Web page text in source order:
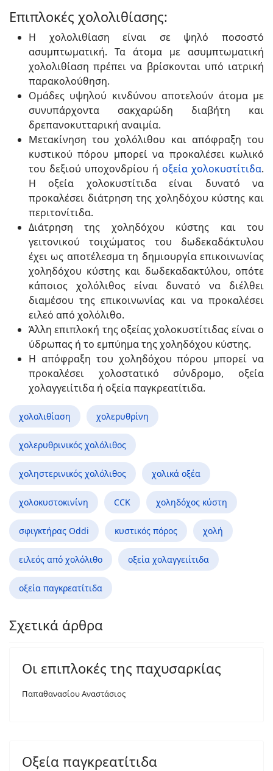
Επιπλοκές χολολιθίασης:
Η χολολιθίαση είναι σε ψηλό ποσοστό
ασυμπτωματική. Τα άτομα με ασυμπτωματική
χολολιθίαση πρέπει να βρίσκονται υπό ιατρική
παρακολούθηση.
Ομάδες υψηλού κινδύνου αποτελούν άτομα με
συνυπάρχοντα σακχαρώδη διαβήτη και
δρεπανοκυτταρική αναιμία.
Μετακίνηση του χολόλιθου και απόφραξη του
κυστικού πόρου μπορεί να προκαλέσει κωλικό
του δεξιού υποχονδρίου ή οξεία χολοκυστίτιδα.
Η οξεία χολοκυστίτιδα είναι δυνατό να
προκαλέσει διάτρηση της χοληδόχου κύστης και
περιτονίτιδα.
Διάτρηση της χοληδόχου κύστης και του
γειτονικού τοιχώματος του δωδεκαδάκτυλου
έχει ως αποτέλεσμα τη δημιουργία επικοινωνίας
χοληδόχου κύστης και δωδεκαδακτύλου, οπότε
κάποιος χολόλιθος είναι δυνατό να διέλθει
διαμέσου της επικοινωνίας και να προκαλέσει
ειλεό από χολόλιθο.
Άλλη επιπλοκή της οξείας χολοκυστίτιδας είναι ο
ύδρωπας ή το εμπύημα της χοληδόχου κύστης.
Η απόφραξη του χοληδόχου πόρου μπορεί να
προκαλέσει χολοστατικό σύνδρομο, οξεία
χολαγγειίτιδα ή οξεία παγκρεατίτιδα.
χολολιθίαση χολερυθρίνη
χολερυθρινικός χολόλιθος
χοληστερινικός χολόλιθος χολικά οξέα
χολοκυστοκινίνη CCK χοληδόχος κύστη
σφιγκτήρας Oddi κυστικός πόρος χολή
ειλεός από χολόλιθο οξεία χολαγγειίτιδα
οξεία παγκρεατίτιδα
Σχετικά άρθρα
Οι επιπλοκές της παχυσαρκίας
Παπαθανασίου Αναστάσιος
Οξεία παγκρεατίτιδα